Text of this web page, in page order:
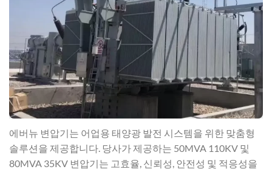
에버뉴 변압기는 어업용 태양광 발전 시스템을 위한 맞춤형
솔루션을 제공합니다. 당사가 제공하는 50MVA 110KV 및
80MVA 35KV 변압기는 고효율, 신뢰성, 안전성 및 적응성을